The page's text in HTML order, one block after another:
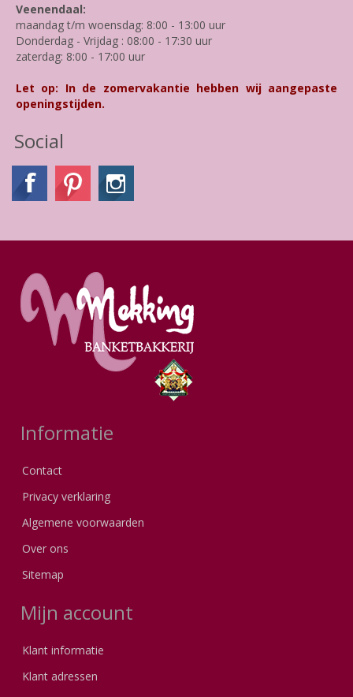
Veenendaal:
maandag t/m woensdag: 8:00 - 13:00 uur
Donderdag - Vrijdag : 08:00 - 17:30 uur
zaterdag: 8:00 - 17:00 uur
Let op: In de zomervakantie hebben wij aangepaste
openingstijden.
Social
Informatie
Contact
Privacy verklaring
Algemene voorwaarden
Over ons
Sitemap
Mijn account
Klant informatie
Klant adressen